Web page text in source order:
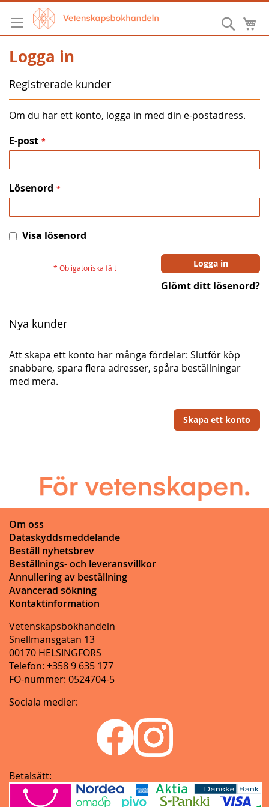
Hoppa
till
innehållet
Sök
Logga in
Registrerade kunder
Om du har ett konto, logga in med din e-postadress.
E-post
Lösenord
Visa lösenord
Logga in
Glömt ditt lösenord?
Nya kunder
Att skapa ett konto har många fördelar: Slutför köp
snabbare, spara flera adresser, spåra beställningar
med mera.
Skapa ett konto
Om oss
Dataskyddsmeddelande
Beställ nyhetsbrev
Beställnings- och leveransvillkor
Annullering av beställning
Avancerad sökning
Kontaktinformation
Vetenskapsbokhandeln
Snellmansgatan 13
00170 HELSINGFORS
Telefon: +358 9 635 177
FO-nummer: 0524704-5
Sociala medier:
Betalsätt: